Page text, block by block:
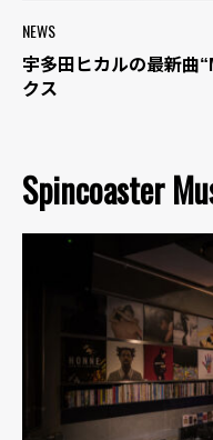
NEWS
宇多田ヒカルの最新曲
クス
Spincoaster